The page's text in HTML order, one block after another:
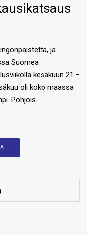
ja
Suomea
kesäkuun 21.–
oli koko maassa
Pohjois-